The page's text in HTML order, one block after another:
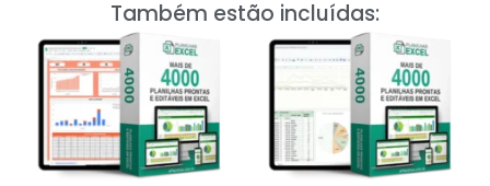
Também estão incluídas: